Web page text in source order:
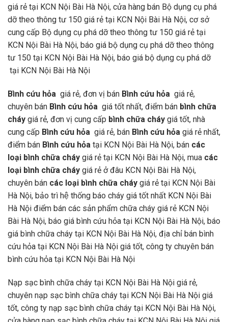
giá rẻ tại KCN Nội Bài Hà Nội, cửa hàng bán Bộ dụng cụ phá
dỡ theo thông tư 150 giá rẻ tại KCN Nội Bài Hà Nội, cơ sở
cung cấp Bộ dụng cụ phá dỡ theo thông tư 150 giá rẻ tại
KCN Nội Bài Hà Nội, báo giá bộ dụng cụ phá dỡ theo thông
tư 150 tại KCN Nội Bài Hà Nội, báo giá bộ dụng cụ phá dỡ
tại KCN Nội Bài Hà Nội
Bình cứu hỏa giá rẻ, đơn vị bán Bình cứu hỏa giá rẻ,
chuyên bán Bình cứu hỏa giá tốt nhất, điểm bán bình chữa
cháy giá rẻ, đơn vị cung cấp bình chữa cháy giá tốt, nhà
cung cấp Bình cứu hỏa giá rẻ, bán Bình cứu hỏa giá rẻ nhất,
điểm bán Bình cứu hỏa tại KCN Nội Bài Hà Nội, bán các
loại bình chữa cháy giá rẻ tại KCN Nội Bài Hà Nội, mua các
loại bình chữa cháy giá rẻ ở đâu KCN Nội Bài Hà Nội,
chuyên bán các loại bình chữa cháy giá rẻ tại KCN Nội Bài
Hà Nội, bảo trì hệ thống báo cháy giá tốt nhất KCN Nội Bài
Hà Nội điểm bán các sản phẩm chữa cháy giá rẻ KCN Nội
Bài Hà Nội, báo giá bình cứu hỏa tại KCN Nội Bài Hà Nội, báo
giá bình chữa cháy tại KCN Nội Bài Hà Nội, địa chỉ bán bình
cứu hỏa tại KCN Nội Bài Hà Nội giá tốt, công ty chuyên bán
bình cứu hỏa tại KCN Nội Bài Hà Nội
Nạp sạc bình chữa cháy tại KCN Nội Bài Hà Nội giá rẻ,
chuyên nạp sạc bình chữa cháy tại KCN Nội Bài Hà Nội giá
tốt, công ty nạp sạc bình chữa cháy tại KCN Nội Bài Hà Nội,